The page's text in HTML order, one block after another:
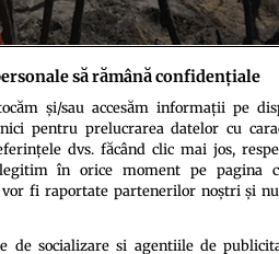
să rămână confidențiale
și/sau accesăm informații pe
pentru prelucrarea datelor cu
dvs. făcând clic mai jos,
în orice moment pe pagina
fi raportate partenerilor noștri și
de socializare si agentiile de